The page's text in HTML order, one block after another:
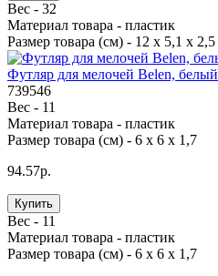
Вес - 32
Материал товара - пластик
Размер товара (см) - 12 х 5,1 х 2,5
Футляр для мелочей Belen, белый
739546
Вес - 11
Материал товара - пластик
Размер товара (см) - 6 х 6 х 1,7
94.57р.
Купить
Вес - 11
Материал товара - пластик
Размер товара (см) - 6 х 6 х 1,7